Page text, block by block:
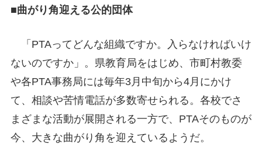
■曲がり角迎える公的団体
「PTAってどんな組織ですか。入らなければいけ
ないのですか」。県教育局をはじめ、市町村教委
や各PTA事務局には毎年3月中旬から4月にかけ
て、相談や苦情電話が多数寄せられる。各校でさ
まざまな活動が展開される一方で、PTAそのものが
今、大きな曲がり角を迎えているようだ。